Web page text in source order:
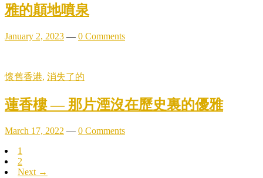
雅的顛地噴泉
January 2, 2023 — 0 Comments
懷舊香港, 消失了的
蓮香樓 — 那片湮沒在歷史裏的優雅
March 17, 2022 — 0 Comments
1
2
Next →